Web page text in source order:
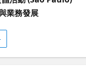
deben incluir
descritos en
Tener al menos 18
matriculados en
de Cuba, Irán,
業務發展